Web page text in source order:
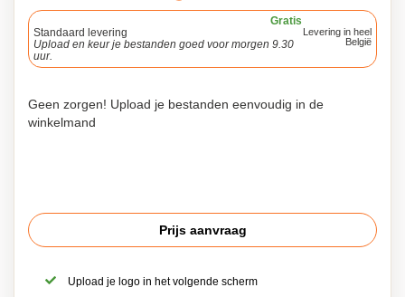
Gratis
Standaard levering
Upload en keur je bestanden goed voor morgen 9.30
uur.
Levering in heel
België
Geen zorgen! Upload je bestanden eenvoudig in de
winkelmand
Prijs aanvraag
Upload je logo in het volgende scherm